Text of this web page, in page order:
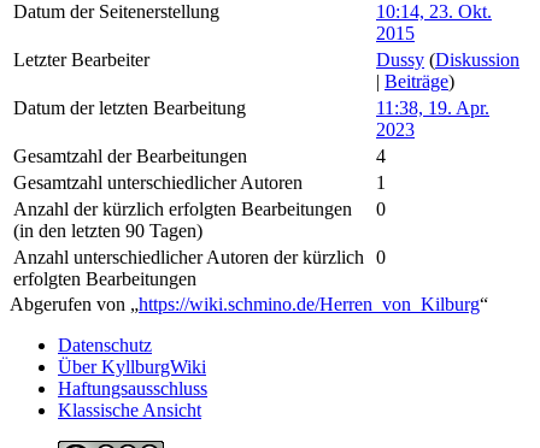
Datum der Seitenerstellung
10:14, 23. Okt.
2015
Letzter Bearbeiter
Dussy (Diskussion
| Beiträge)
Datum der letzten Bearbeitung
11:38, 19. Apr.
2023
Gesamtzahl der Bearbeitungen
4
Gesamtzahl unterschiedlicher Autoren
1
Anzahl der kürzlich erfolgten Bearbeitungen
(in den letzten 90 Tagen)
0
Anzahl unterschiedlicher Autoren der kürzlich
erfolgten Bearbeitungen
0
Abgerufen von „https://wiki.schmino.de/Herren_von_Kilburg“
Datenschutz
Über KyllburgWiki
Haftungsausschluss
Klassische Ansicht